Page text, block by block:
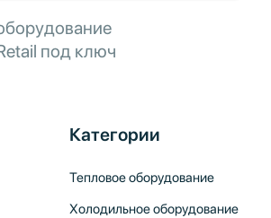
под ключ
Категории
Тепловое оборудование
Холодильное оборудование